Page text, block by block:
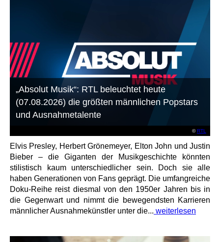
©RTL
„Absolut Musik“: RTL beleuchtet heute
(07.08.2026) die größten männlichen Popstars
und Ausnahmetalente
Elvis Presley, Herbert Grönemeyer, Elton John und Justin
Bieber – die Giganten der Musikgeschichte könnten
stilistisch kaum unterschiedlicher sein. Doch sie alle
haben Generationen von Fans geprägt. Die umfangreiche
Doku-Reihe reist diesmal von den 1950er Jahren bis in
die Gegenwart und nimmt die bewegendsten Karrieren
männlicher Ausnahmekünstler unter die... weiterlesen